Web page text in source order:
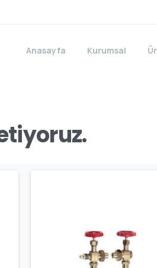
Anasayfa Kurumsal